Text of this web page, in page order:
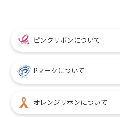
ピンクリボンについて
Pマークについて
オレンジリボンについて